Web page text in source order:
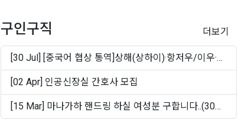
구인구직 더보기
[30 Jul] [중국어 협상 통역]상해(상하이)·항저우/이우·
쑤..
[02 Apr] 인공신장실 간호사 모집
[15 Mar] 마나가하 핸드링 하실 여성분 구합니다..(30대
~50십..